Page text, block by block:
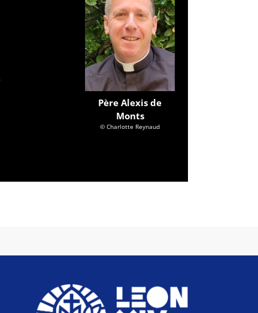
Père Alexis de
Monts
© Charlotte Reynaud